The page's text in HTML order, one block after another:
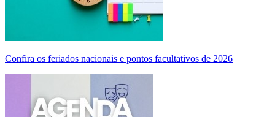
Confira os feriados nacionais e pontos facultativos de 2026